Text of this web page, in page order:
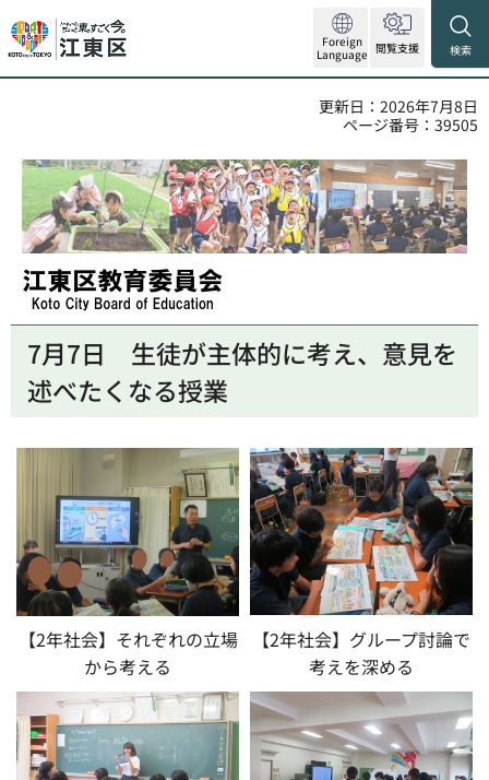
Foreign
Language 閲覧支援 検索
更新日：2026年7月8日
ページ番号：39505
江東区教育委員会
7月7日 生徒が主体的に考え、 意見を
述べたくなる授業
【2年社会】それぞれの立場
から考える
【2年社会】グループ討論で
考えを深める